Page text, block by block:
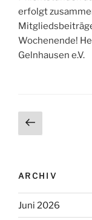
erfolgt
Wochenende!
Gelnhausen e.V.
Beitrags-
Navigation
Seite
ARCHIV
Juni 2026